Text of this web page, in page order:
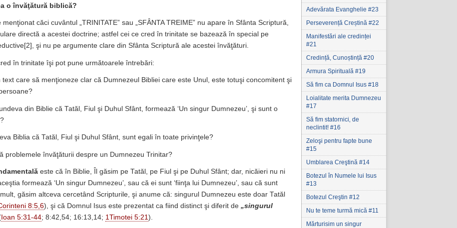
o învăţătură biblică?
menţionat căci cuvântul „TRINITATE” sau „SFÂNTA TREIME” nu apare în Sfânta Scriptură,
directă a acestei doctrine; astfel cei ce cred în trinitate se bazează în special pe
şi nu pe argumente clare din Sfânta Scriptură ale acestei învăţături.
în trinitate îşi pot pune următoarele întrebări:
text care să menţioneze clar că Dumnezeul Bibliei care este Unul, este totuşi concomitent şi
din Biblie că Tatăl, Fiul şi Duhul Sfânt, formează ‘Un singur Dumnezeu’, şi sunt o
Biblia că Tatăl, Fiul şi Duhul Sfânt, sunt egali în toate privinţele?
problemele învăţăturii despre un Dumnezeu Trinitar?
este că în Biblie, Îl găsim pe Tatăl, pe Fiul şi pe Duhul Sfânt; dar, nicăieri nu ni
formează ‘Un singur Dumnezeu’, sau că ei sunt ‘fiinţa lui Dumnezeu’, sau că sunt
găsim altceva cercetând Scripturile, şi anume că: singurul Dumnezeu este doar Tatăl
8:5,6), şi că Domnul Isus este prezentat ca fiind distinct şi diferit de „singurul
Ioan 5:31-44; 8:42,54; 16:13,14; 1Timotei 5:21 ).
Adevărata Evanghelie #23
Perseverență Creștină #22
Manifestări ale credinței
#21
Credință, Cunoștință #20
Armura Spirituală #19
Să fim ca Domnul Isus #18
Loialitate merita Dumnezeu
#17
Să fim statornici‚ de
neclintit! #16
Zeloşi pentru fapte bune
#15
Umblarea Creştină #14
Botezul în Numele lui Isus
#13
Botezul Creştin #12
Nu te teme turmă mică #11
Mărturisim un singur